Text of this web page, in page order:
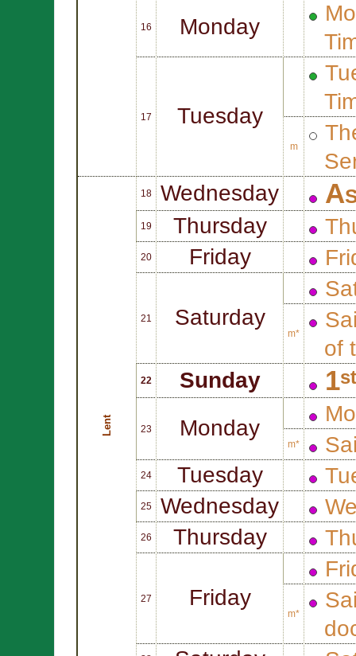
16 Monday
17 Tuesday
m
Lent
18 Wednesday
19 Thursday
20 Friday
21 Saturday
m*
of
22 Sunday
23 Monday
m*
24 Tuesday
25 Wednesday
26 Thursday
27 Friday
m*